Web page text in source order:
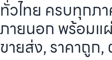
ทั่วไทย ครบทุกภ
ภายนอก พร้อมแ
ขายส่ง, ราคาถูก